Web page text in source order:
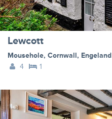
Lewcott
Mousehole, Cornwall, Engeland
4
1